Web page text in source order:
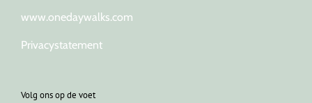
www.onedaywalks.com
Privacystatement
Volg ons op de voet